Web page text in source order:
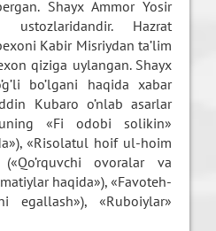
Shayx Ammor Yosir
ustozlaridandir. Hazrat
Kabir Misriydan ta’lim
qiziga uylangan. Shayx
bo’lgani haqida xabar
Kubaro o’nlab asarlar
«Fi odobi solikin»
«Risolatul hoif ul-hoim
ovoralar va
haqida»), «Favoteh-
egallash»), «Ruboiylar»